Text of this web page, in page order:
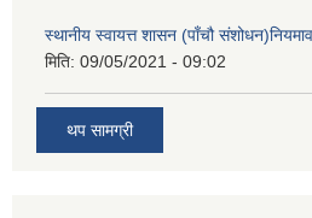
स्थानीय स्वायत्त शासन (पाँचौ
मिति: 09/05/2021 - 09:02
थप सामग्री